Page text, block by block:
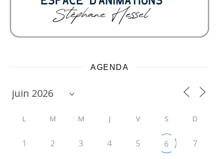
AGENDA
L M M J V S D
1 2 3 4 5 6 7